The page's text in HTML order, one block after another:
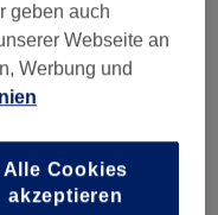
geben auch
Webseite an
Werbung und
Alle Cookies
akzeptieren